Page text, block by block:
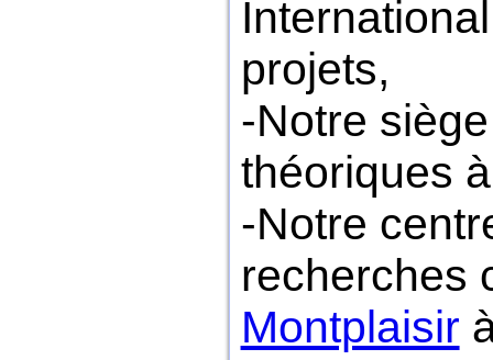
projets,
-Notre
théoriques
-Notre
recherches
Montplaisir